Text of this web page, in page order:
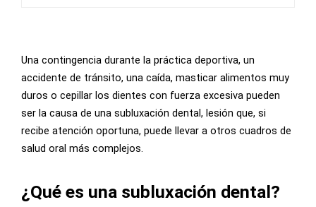
Una contingencia durante la práctica deportiva, un
accidente de tránsito, una caída, masticar alimentos muy
duros o cepillar los dientes con fuerza excesiva pueden
ser la causa de una subluxación dental, lesión que, si
recibe atención oportuna, puede llevar a otros cuadros de
salud oral más complejos.
¿Qué es una subluxación dental?